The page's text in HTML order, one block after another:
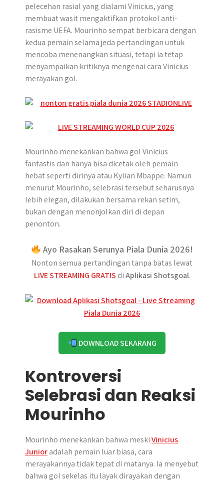
pelecehan rasial yang dialami Vinicius, yang
membuat wasit mengaktifkan protokol anti-
rasisme UEFA. Mourinho sempat berbicara dengan
kedua pemain selama jeda pertandingan untuk
mencoba menenangkan situasi, tetapi ia tetap
menyampaikan kritiknya mengenai cara Vinicius
merayakan gol.
Mourinho menekankan bahwa gol Vinicius
fantastis dan hanya bisa dicetak oleh pemain
hebat seperti dirinya atau Kylian Mbappe. Namun
menurut Mourinho, selebrasi tersebut seharusnya
lebih elegan, dilakukan bersama rekan setim,
bukan dengan menonjolkan diri di depan
penonton.
Ayo Rasakan Serunya Piala Dunia 2026!
Nonton semua pertandingan tanpa batas lewat
LIVE STREAMING GRATIS diAplikasi Shotsgoal.
DOWNLOAD SEKARANG
Kontroversi
Selebrasi dan Reaksi
Mourinho
Mourinho menekankan bahwa meskiVinicius
Junioradalah pemain luar biasa, cara
merayakannya tidak tepat di matanya. Ia menyebut
bahwa gol sekelas itu layak dirayakan dengan